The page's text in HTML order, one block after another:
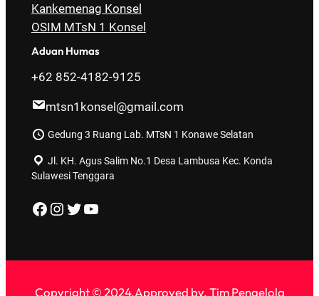
Kankemenag Konsel
OSIM MTsN 1 Konsel
Aduan Humas
+62 852-4182-9125
mtsn1konsel@gmail.com
Gedung 3 Ruang Lab. MTsN 1 Konawe Selatan
Jl. KH. Agus Salim No.1 Desa Lambusa Kec. Konda
Sulawesi Tenggara
https://web.facebook.com/profile.php?id=100077647453186 Instagram Twitter YouTube
Copyright © 2024,Approved by. Tim Pengelola